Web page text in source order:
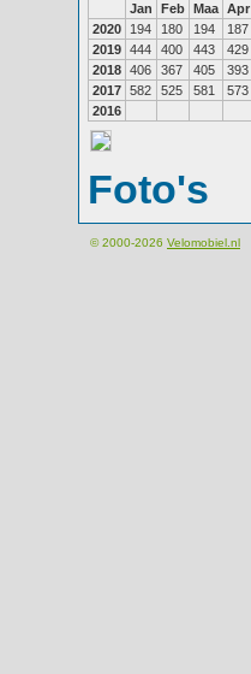
Jan Feb Maa Apr
2020
194 180 194 187
2019 444 400 443 429
2018 406 367 405 393
2017 582 525 581 573
2016
Foto's
© 2000-2026 Velomobiel.nl